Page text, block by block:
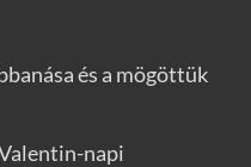
és a mögöttük
napi